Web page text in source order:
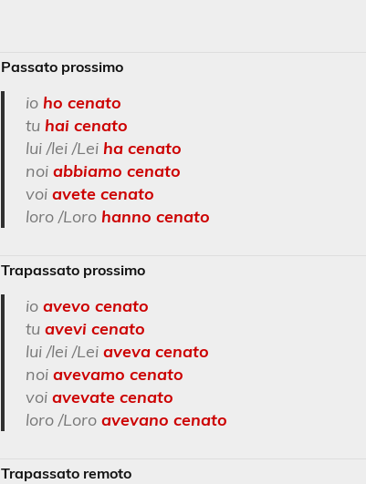
Passato prossimo
io ho cenato
tu hai cenato
lui /lei /Lei ha cenato
noi abbiamo cenato
voi avete cenato
loro /Loro hanno cenato
Trapassato prossimo
io avevo cenato
tu avevi cenato
lui /lei /Lei aveva cenato
noi avevamo cenato
voi avevate cenato
loro /Loro avevano cenato
Trapassato remoto